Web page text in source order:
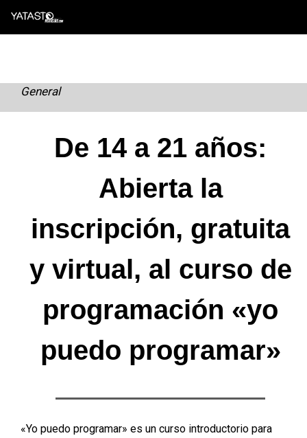
Skip
General
De 14 a 21 años:
Abierta la
inscripción, gratuita
y virtual, al curso de
programación «yo
puedo programar»
«Yo puedo programar» es un curso introductorio para